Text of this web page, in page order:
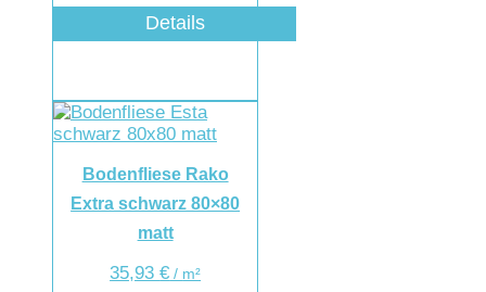
Details
Bodenfliese Rako
Extra schwarz 80×80
matt
35,93€ / m²